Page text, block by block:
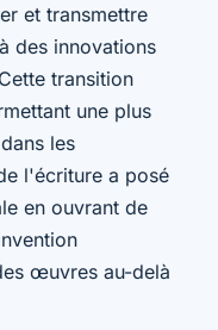
et transmettre
des innovations
transition
une plus
les
l'écriture a posé
en ouvrant de
œuvres au-delà